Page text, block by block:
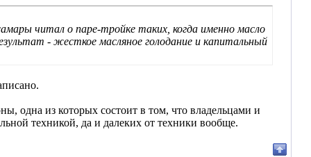
читал о паре-тройке таких, когда именно масло
- жесткое масляное голодание и капитальный
одна из которых состоит в том, что владельцами и
техникой, да и далеких от техники вообще.